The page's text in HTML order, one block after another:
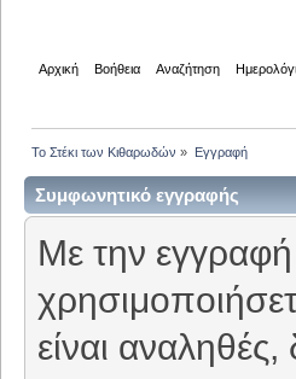
Αρχική Βοήθεια Αναζήτηση
Το Στέκι των Κιθαρωδών » Εγγραφή
Συμφωνητικό εγγραφής
Με την
είναι